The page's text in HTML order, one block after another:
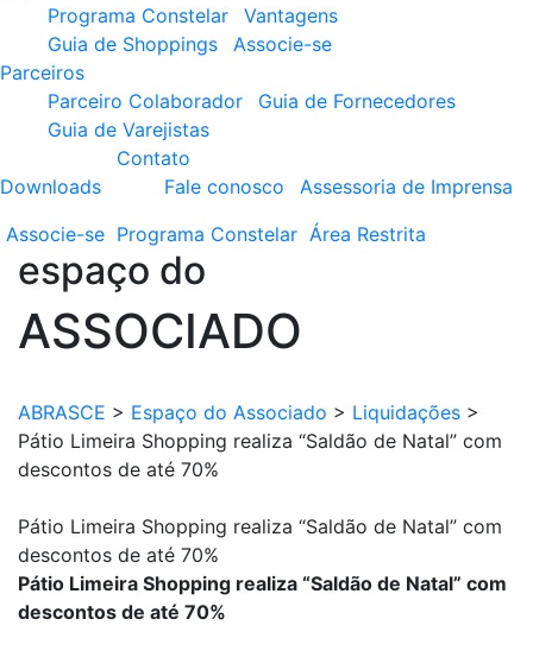
Programa Constelar
Vantagens
Guia de Shoppings
Associe-se
Parceiros
Parceiro Colaborador
Guia de Fornecedores
Guia de Varejistas
Downloads
Contato
Fale conosco
Assessoria de Imprensa
Associe-se Programa Constelar Área Restrita
espaço do
ASSOCIADO
ABRASCE > Espaço do Associado > Liquidações >
Pátio Limeira Shopping realiza “Saldão de Natal” com
descontos de até 70%
Pátio Limeira Shopping realiza “Saldão de Natal” com
descontos de até 70%
Pátio Limeira Shopping realiza “Saldão de Natal” com
descontos de até 70%